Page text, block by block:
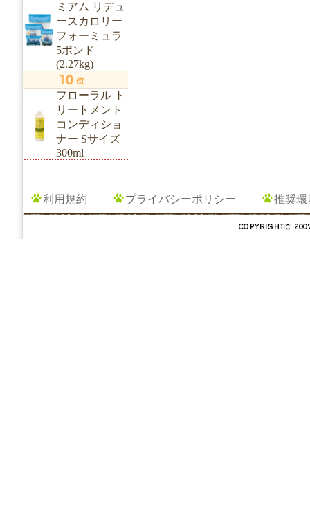
ミアム リデュ
ースカロリー
フォーミュラ
5ポンド
(2.27kg)
フローラル ト
リートメント
コンディショ
ナー Sサイズ
300ml
利用規約 プライバシーポリシー 推奨環